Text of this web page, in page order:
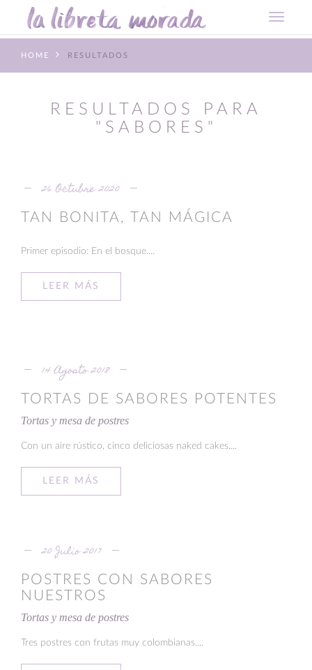
HOME RESULTADOS
RESULTADOS PARA
"SABORES"
26 Octubre 2020
TAN BONITA, TAN MÁGICA
Primer episodio: En el bosque....
LEER MÁS
14 Agosto 2018
TORTAS DE SABORES POTENTES
Tortas y mesa de postres
Con un aire rústico, cinco deliciosas naked cakes....
LEER MÁS
20 Julio 2017
POSTRES CON SABORES
NUESTROS
Tortas y mesa de postres
Tres postres con frutas muy colombianas....